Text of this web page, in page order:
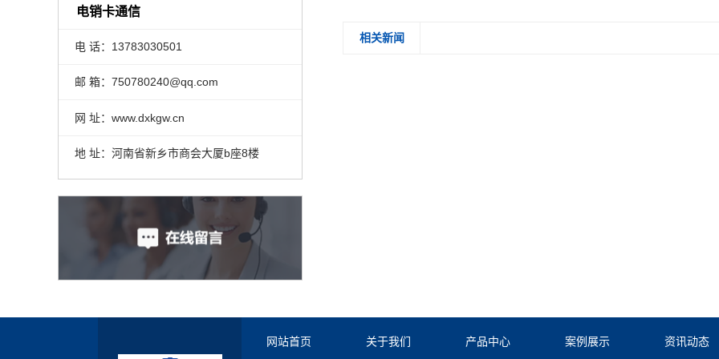
电销卡通信
电 话：13783030501
邮 箱：750780240@qq.com
网 址：www.dxkgw.cn
地 址：河南省新乡市商会大厦b座8楼
相关新闻
网站首页 关于我们 产品中心 案例展示 资讯动态